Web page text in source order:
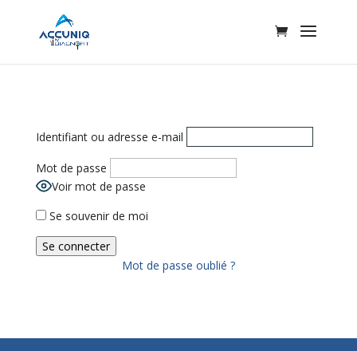
Identifiant ou adresse e-mail
Mot de passe
Voir mot de passe
Se souvenir de moi
Mot de passe oublié ?